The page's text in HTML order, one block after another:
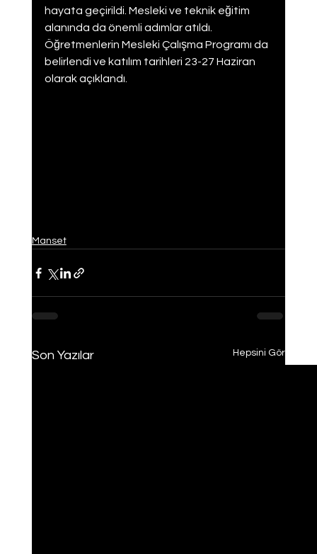
hayata geçirildi. Mesleki ve teknik eğitim
alanında da önemli adımlar atıldı.
Öğretmenlerin Mesleki Çalışma Programı da
belirlendi ve katılım tarihleri 23-27 Haziran
olarak açıklandı.
Manset
Son Yazılar Hepsini Gör